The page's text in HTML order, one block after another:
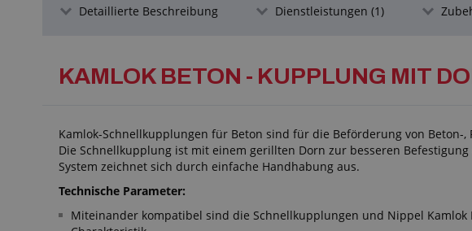
Detaillierte Beschreibung Dienstleistungen (1)
KAMLOK BETON - KUPPLUNG MIT
Kamlok-Schnellkupplungen für Beton sind für die Beförderung von Beton-
Die Schnellkupplung ist mit einem gerillten Dorn zur besseren Befestigung
System zeichnet sich durch einfache Handhabung aus.
Technische Parameter:
Miteinander kompatibel sind die Schnellkupplungen und Nippel Kamlok